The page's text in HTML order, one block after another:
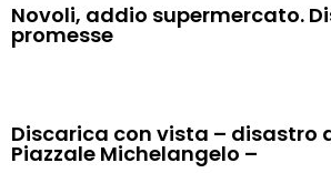
Novoli, addio supermercato.
promesse
Discarica con vista – disastro
Piazzale Michelangelo –